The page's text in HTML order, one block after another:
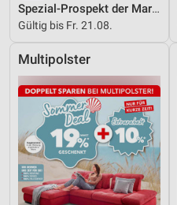
Spezial-Prospekt der Marken
Gültig bis Fr. 21.08.
Multipolster